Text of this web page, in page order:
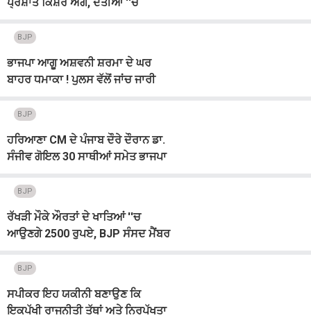
ਦੀ ਜਿੱਤ ਲਗਭਗ ਤੈਅ
BJP
ਭਾਜਪਾ ਆਗੂ ਅਸ਼ਵਨੀ ਸ਼ਰਮਾ ਦੇ ਘਰ
ਬਾਹਰ ਧਮਾਕਾ ! ਪੁਲਸ ਵੱਲੋਂ ਜਾਂਚ ਜਾਰੀ
BJP
ਹਰਿਆਣਾ CM ਦੇ ਪੰਜਾਬ ਦੌਰੇ ਦੌਰਾਨ ਡਾ.
ਸੰਜੀਵ ਗੋਇਲ 30 ਸਾਥੀਆਂ ਸਮੇਤ ਭਾਜਪਾ
BJP
ਰੱਖੜੀ ਮੌਕੇ ਔਰਤਾਂ ਦੇ ਖਾਤਿਆਂ ''ਚ
ਆਉਣਗੇ 2500 ਰੁਪਏ, BJP ਸੰਸਦ ਮੈਂਬਰ
BJP
ਸਪੀਕਰ ਇਹ ਯਕੀਨੀ ਬਣਾਉਣ ਕਿ
ਇਕਪੱਖੀ ਰਾਜਨੀਤੀ ਤੱਥਾਂ ਅਤੇ ਨਿਰਪੱਖਤਾ